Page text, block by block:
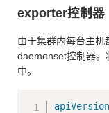
exporter控制器
由于集群内每台主机
daemonset控制器。
中。
apiVersion